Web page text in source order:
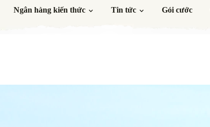
Ngân hàng kiến thức Tin tức Gói cước